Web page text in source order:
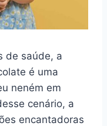
de saúde, a
é uma
neném em
cenário, a
encantadoras